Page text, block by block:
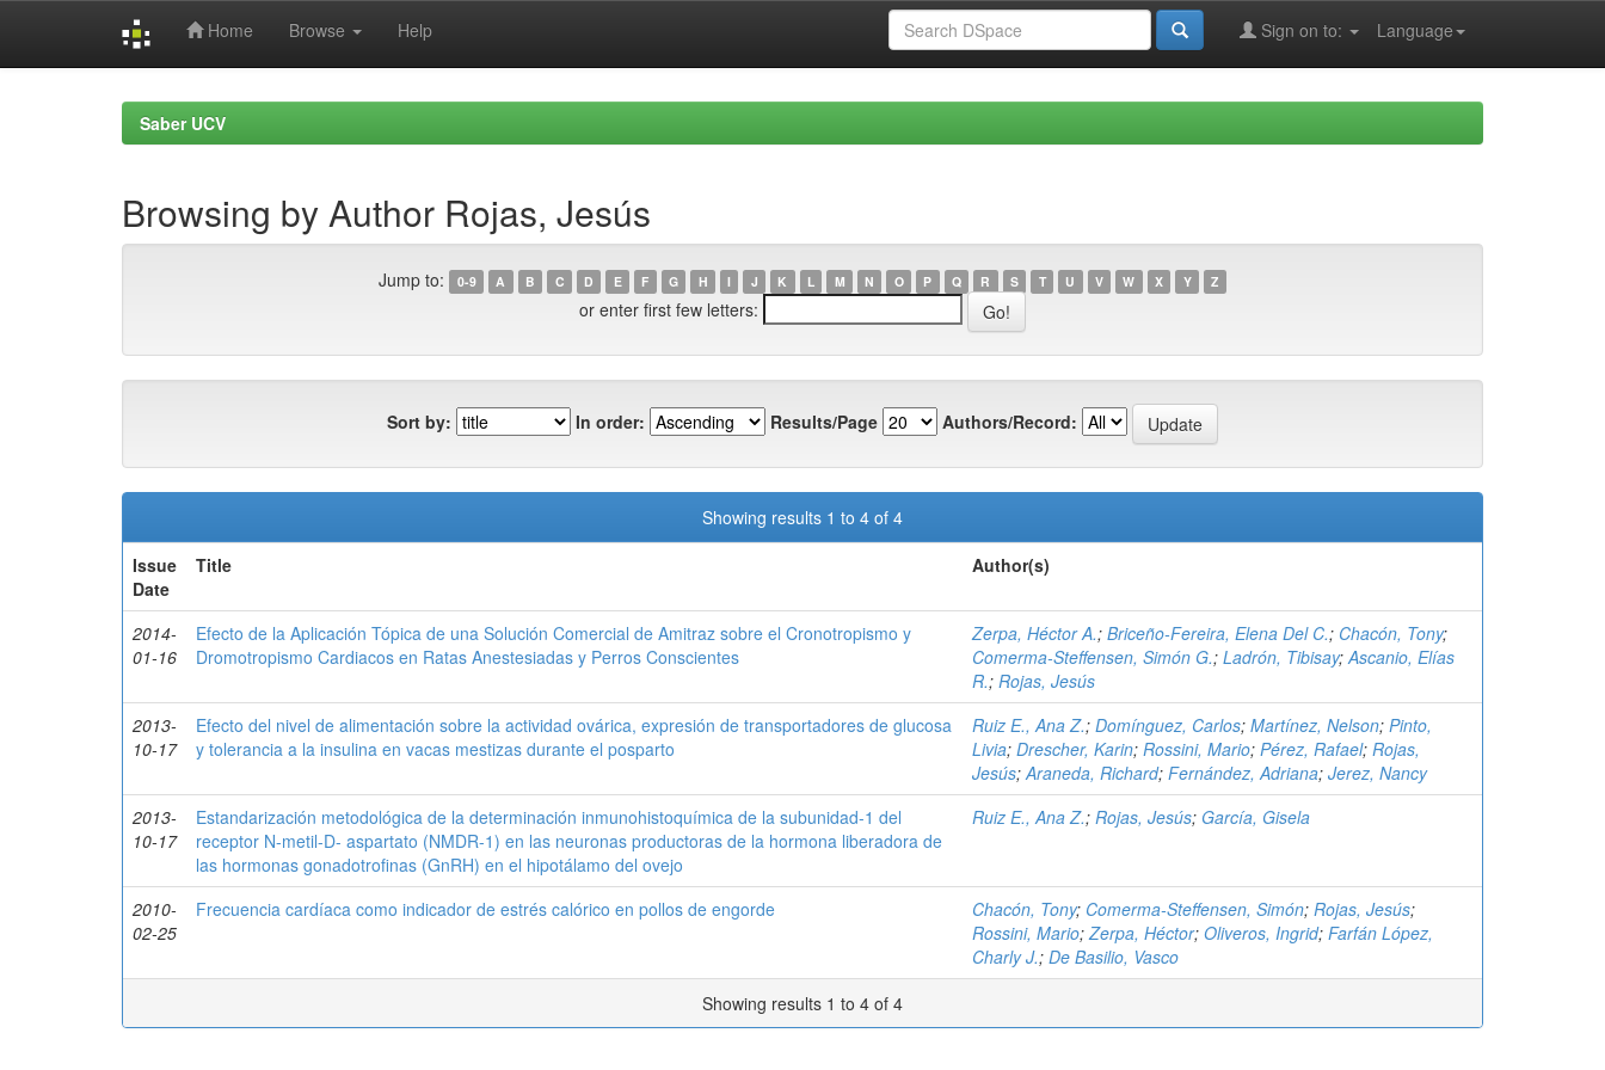
Home Browse Help Language
Sign on to:
Saber UCV
Browsing by Author Rojas, Jesús
Jump to: 0-9 A B C D E F G H I J K L M N O P Q R S T U V W X Y Z
or enter first few letters:
Sort by: In order: Results/Page Authors/Record:
Showing results 1 to 4 of 4
Issue
Date
Title Author(s)
2014-
01-16
Efecto de la Aplicación Tópica de una Solución Comercial de Amitraz sobre el Cronotropismo y
Dromotropismo Cardiacos en Ratas Anestesiadas y Perros Conscientes
Zerpa, Héctor A.; Briceño-Fereira, Elena Del C.; Chacón, Tony;
Comerma-Steffensen, Simón G.; Ladrón, Tibisay;Ascanio, Elías
R.; Rojas, Jesús
2013-
10-17
Efecto del nivel de alimentación sobre la actividad ovárica, expresión de transportadores de glucosa
y tolerancia a la insulina en vacas mestizas durante el posparto
Ruiz E., Ana Z.; Domínguez, Carlos; Martínez, Nelson; Pinto,
Livia; Drescher, Karin; Rossini, Mario; Pérez, Rafael; Rojas,
Jesús;Araneda, Richard; Fernández, Adriana; Jerez, Nancy
2013-
10-17
Estandarización metodológica de la determinación inmunohistoquímica de la subunidad-1 del
receptor N-metil-D- aspartato (NMDR-1) en las neuronas productoras de la hormona liberadora de
las hormonas gonadotrofinas (GnRH) en el hipotálamo del ovejo
Ruiz E., Ana Z.; Rojas, Jesús; García, Gisela
2010-
02-25
Frecuencia cardíaca como indicador de estrés calórico en pollos de engorde Chacón, Tony; Comerma-Steffensen, Simón; Rojas, Jesús;
Rossini, Mario;Zerpa, Héctor; Oliveros, Ingrid; Farfán López,
Charly J.; De Basilio, Vasco
Showing results 1 to 4 of 4